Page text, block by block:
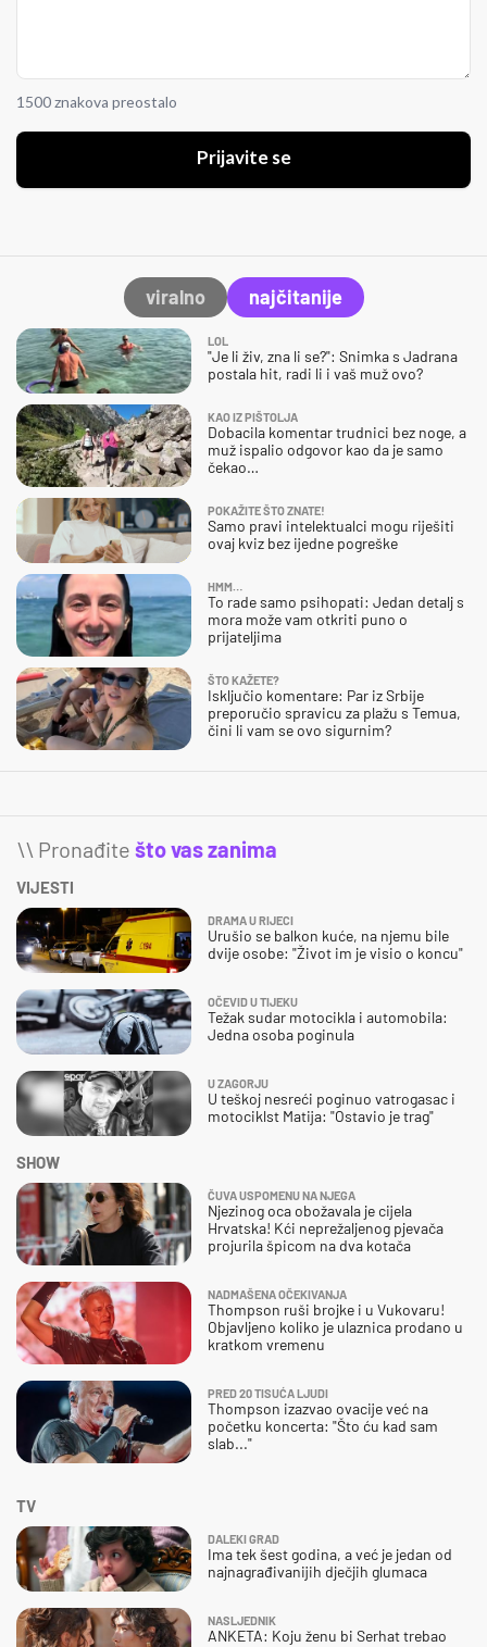
1500 znakova preostalo
Prijavite se
viralno najčitanije
LOL
"Je li živ, zna li se?": Snimka s Jadrana
postala hit, radi li i vaš muž ovo?
KAO IZ PIŠTOLJA
Dobacila komentar trudnici bez noge, a
muž ispalio odgovor kao da je samo
čekao…
POKAŽITE ŠTO ZNATE!
Samo pravi intelektualci mogu riješiti
ovaj kviz bez ijedne pogreške
HMM…
To rade samo psihopati: Jedan detalj s
mora može vam otkriti puno o
prijateljima
ŠTO KAŽETE?
Isključio komentare: Par iz Srbije
preporučio spravicu za plažu s Temua,
čini li vam se ovo sigurnim?
\\ Pronađite što vas zanima
VIJESTI
DRAMA U RIJECI
Urušio se balkon kuće, na njemu bile
dvije osobe: "Život im je visio o koncu"
OČEVID U TIJEKU
Težak sudar motocikla i automobila:
Jedna osoba poginula
U ZAGORJU
U teškoj nesreći poginuo vatrogasac i
motociklst Matija: "Ostavio je trag"
SHOW
ČUVA USPOMENU NA NJEGA
Njezinog oca obožavala je cijela
Hrvatska! Kći neprežaljenog pjevača
projurila špicom na dva kotača
NADMAŠENA OČEKIVANJA
Thompson ruši brojke i u Vukovaru!
Objavljeno koliko je ulaznica prodano u
kratkom vremenu
PRED 20 TISUĆA LJUDI
Thompson izazvao ovacije već na
početku koncerta: "Što ću kad sam
slab..."
TV
DALEKI GRAD
Ima tek šest godina, a već je jedan od
najnagrađivanijih dječjih glumaca
NASLJEDNIK
ANKETA: Koju ženu bi Serhat trebao